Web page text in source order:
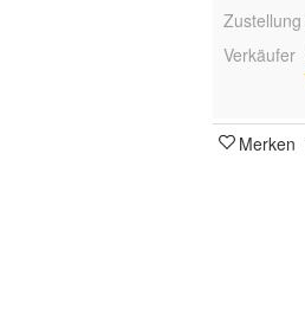
Zustellung
Verkäufer
Merken